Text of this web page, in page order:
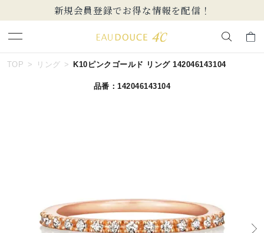
新規会員登録でお得な情報を配信！
キーワードで検索する
ブランド EAU DOUCE４℃
TOP リング K10ピンクゴールド リング 142046143104
品番：142046143104